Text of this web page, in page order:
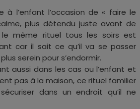
à l’enfant l’occasion de « faire le
plus détendu juste avant de
le même rituel tous les soirs est
car il sait ce qu’il va se passer
serein pour s’endormir.
aussi dans les cas ou l’enfant et
pas à la maison, ce rituel familier
dans un endroit qu’il ne